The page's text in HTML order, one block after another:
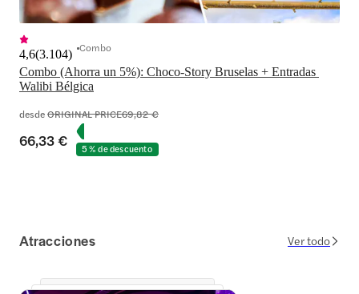
Combo (Ahorra un 5%): Choco-Story Bruselas + Entradas
4,6(3.104) Combo
desdeORIGINAL PRICE69,82 €
66,33 € 5 % de descuento
Atracciones Ver todo